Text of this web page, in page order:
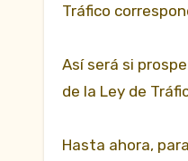
Tráfico
Así será si
de la Ley de
Hasta ahora,